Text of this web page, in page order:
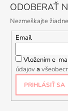
ODOBERAŤ
Nezmeškajte
Email
Vložením e-
údajova
PRIHLÁSIŤ SA